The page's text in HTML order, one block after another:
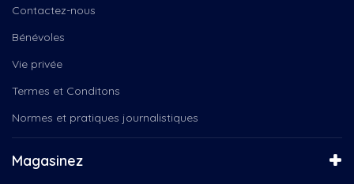
MRC des Appalaches
Métiers d'autrefois
Nos partenariats
Noël en chansons à Thetford
Orchestre Philharmonique de...
Par amour pour nos proches
Parade de Noël de Sept-Îles
Contactez-nous
Bénévoles
Vie privée
Termes et Conditons
Normes et pratiques journalistiques
Magasinez